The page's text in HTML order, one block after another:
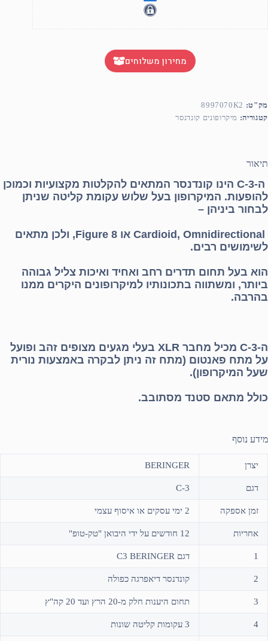
מחירון משלוחים
מק"ט: 8997070K2
קטגוריה: מיקרופונים קונדנסר
תיאור
ה-C-3 הינו קונדנסר המתאים להקלטות מקצועיות וכמוכן
להופעות. המיקרופון בעל שלוש עקומת קליטה שניתן
לבחור ביניהן –
Cardioid, Omnidirectional או Figure 8, ולכן מתאים
לשימושים רבים.
הוא בעל תחום תדרים רחב ואחיד ואיכות צליל גבוהה
ביותר, ומשתווה בתכונותיו למיקרופונים היקרים ממנו
בהרבה.
ה-C-3 מכיל מחבר XLR בעלי מגעים מצופים זהב ופועל
על מתח פאנטום (מתח זה ניתן לבקרה באמצעות נורית
שעל המיקרופון).
כולל מתאם סטנד מסתובב.
מידע נוסף
יצרן BERINGER
דגם C-3
זמן אספקה 2 ימי עסקים או איסוף עצמי
אחריות 12 חודשים על ידי היבואן "טק-טופ"
1 דגם C3 BERINGER
2 קונדנסר דיאפרגה כפולה
3 תחום היענות חלק מ-20 הרץ ועד 20 קה"ץ
4 3 עקומות קליטה שונות